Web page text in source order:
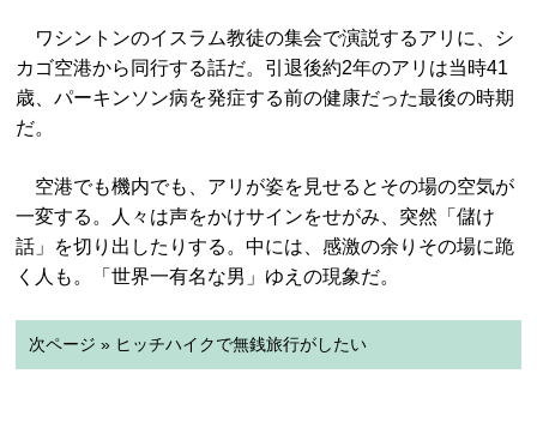
ワシントンのイスラム教徒の集会で演説するアリに、シ
カゴ空港から同行する話だ。引退後約2年のアリは当時41
歳、パーキンソン病を発症する前の健康だった最後の時期
だ。
空港でも機内でも、アリが姿を見せるとその場の空気が
一変する。人々は声をかけサインをせがみ、突然「儲け
話」を切り出したりする。中には、感激の余りその場に跪
く人も。「世界一有名な男」ゆえの現象だ。
次ページ » ヒッチハイクで無銭旅行がしたい